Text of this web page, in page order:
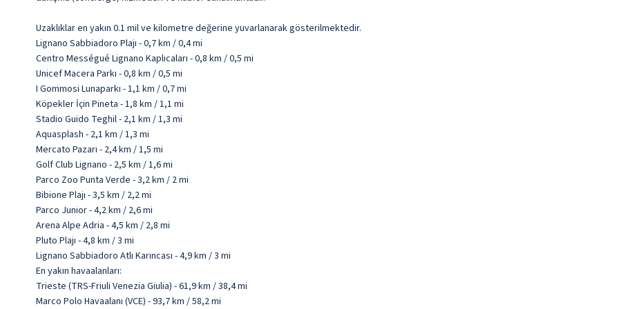
Uzaklıklar en yakın 0.1 mil ve kilometre değerine yuvarlanarak gösterilmektedir.
Lignano Sabbiadoro Plajı - 0,7 km / 0,4 mi
Centro Mességué Lignano Kaplıcaları - 0,8 km / 0,5 mi
Unicef Macera Parkı - 0,8 km / 0,5 mi
I Gommosi Lunaparkı - 1,1 km / 0,7 mi
Köpekler İçin Pineta - 1,8 km / 1,1 mi
Stadio Guido Teghil - 2,1 km / 1,3 mi
Aquasplash - 2,1 km / 1,3 mi
Mercato Pazarı - 2,4 km / 1,5 mi
Golf Club Lignano - 2,5 km / 1,6 mi
Parco Zoo Punta Verde - 3,2 km / 2 mi
Bibione Plajı - 3,5 km / 2,2 mi
Parco Junior - 4,2 km / 2,6 mi
Arena Alpe Adria - 4,5 km / 2,8 mi
Pluto Plajı - 4,8 km / 3 mi
Lignano Sabbiadoro Atlı Karıncası - 4,9 km / 3 mi
En yakın havaalanları:
Trieste (TRS-Friuli Venezia Giulia) - 61,9 km / 38,4 mi
Marco Polo Havaalanı (VCE) - 93,7 km / 58,2 mi